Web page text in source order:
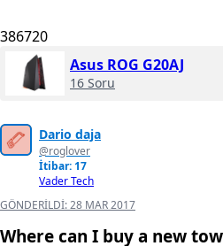
386720
Asus ROG G20AJ
16 Soru
Dario daja
@roglover
İtibar: 17
Vader Tech
GÖNDERILDI:28 MAR 2017
Where can I buy a new